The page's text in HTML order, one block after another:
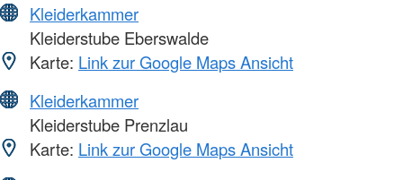
Kleiderkammer
Kleiderstube Eberswalde
Karte: Link zur Google Maps Ansicht
Kleiderkammer
Kleiderstube Prenzlau
Karte: Link zur Google Maps Ansicht